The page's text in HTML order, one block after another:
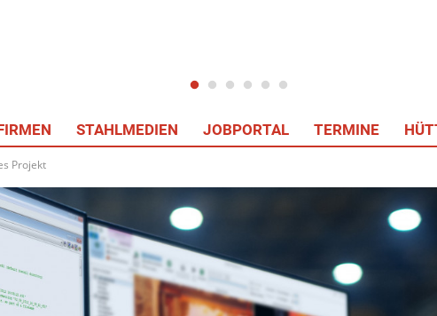
STAHLMEDIEN JOBPORTAL TERMINE
Projekt